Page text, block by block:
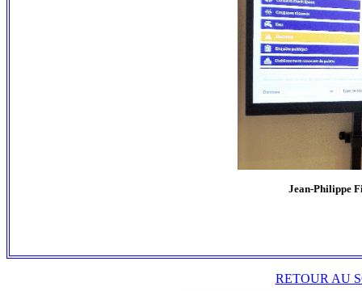
Jean-Philippe
RETOUR AU